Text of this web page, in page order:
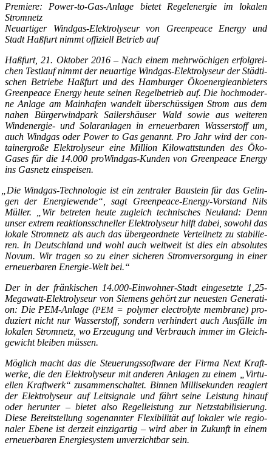
Pre­mie­re: Power-to-Gas-Anla­ge bie­tet Regel­en­er­gie im loka­len
Stromnetz
Neu­ar­ti­ger Wind­gas-Elek­tro­ly­seur von Green­peace Ener­gy und
Stadt Haß­furt nimmt offi­zi­ell Betrieb auf
Haß­furt, 21. Okto­ber 2016 – Nach einem mehr­wö­chi­gen erfolg­rei­
chen Test­lauf nimmt der neu­ar­ti­ge Wind­gas-Elek­tro­ly­seur der Städ­ti­
schen Betrie­be Haß­furt und des Ham­bur­ger Öko­en­er­gie­an­bie­ters
Green­peace Ener­gy heu­te sei­nen Regel­be­trieb auf. Die hoch­mo­der­
ne Anla­ge am Main­ha­fen wan­delt über­schüs­si­gen Strom aus dem
nahen Bür­ger­wind­park Sai­lers­häu­ser Wald sowie aus wei­te­ren
Wind­ener­gie- und Solar­an­la­gen in erneu­er­ba­ren Was­ser­stoff um,
auch Wind­gas oder Power to Gas genannt. Pro Jahr wird der con­
tai­ner­gro­ße Elek­tro­ly­seur eine Mil­li­on Kilo­watt­stun­den des Öko-
Gases für die 14.000 pro­Wind­gas-Kun­den von Green­peace Ener­gy
ins Gas­netz einspeisen.
Die Wind­gas-Tech­no­lo­gie ist ein zen­tra­ler Bau­stein für das Gelin­
gen der Ener­gie­wen­de“, sagt Green­peace-Ener­gy-Vor­stand Nils
Mül­ler. „Wir betre­ten heu­te zugleich tech­ni­sches Neu­land: Denn
unser extrem reak­ti­ons­schnel­ler Elek­tro­ly­seur hilft dabei, sowohl das
loka­le Strom­netz als auch das über­ge­ord­ne­te Ver­teil­netz zu sta­bi­lie­
ren. In Deutsch­land und wohl auch welt­weit ist dies ein abso­lu­tes
Novum. Wir tra­gen so zu einer siche­ren Strom­ver­sor­gung in einer
erneu­er­ba­ren Ener­gie-Welt bei.“
Der in der frän­ki­schen 14.000-Einwohner-Stadt ein­ge­setz­te 1,25-
Megawatt-Elektrolyseur von Sie­mens gehört zur neu­es­ten Gene­ra­ti­
on: Die PEM-Anla­ge (PEM= poly­mer elec­tro­ly­te mem­bra­ne) pro­
du­ziert nicht nur Was­ser­stoff, son­dern ver­hin­dert auch Aus­fäl­le im
loka­len Strom­netz, wo Erzeu­gung und Ver­brauch immer im Gleich­
ge­wicht blei­ben müssen.
Mög­lich macht das die Steue­rungs­soft­ware der Fir­ma Next Kraft­
wer­ke, die den Elek­tro­ly­seur mit ande­ren Anla­gen zu einem „Vir­tu­
el­len Kraft­werk“ zusam­men­schal­tet. Bin­nen Mil­li­se­kun­den reagiert
der Elek­tro­ly­seur auf Leit­si­gna­le und fährt sei­ne Leis­tung hin­auf
oder her­un­ter – bie­tet also Regel­leis­tung zur Netz­sta­bi­li­sie­rung.
Die­se Bereit­stel­lung soge­nann­ter Fle­xi­bi­li­tät auf loka­ler wie regio­
na­ler Ebe­ne ist der­zeit ein­zig­ar­tig – wird aber in Zukunft in einem
erneu­er­ba­ren Ener­gie­sys­tem unver­zicht­bar sein.